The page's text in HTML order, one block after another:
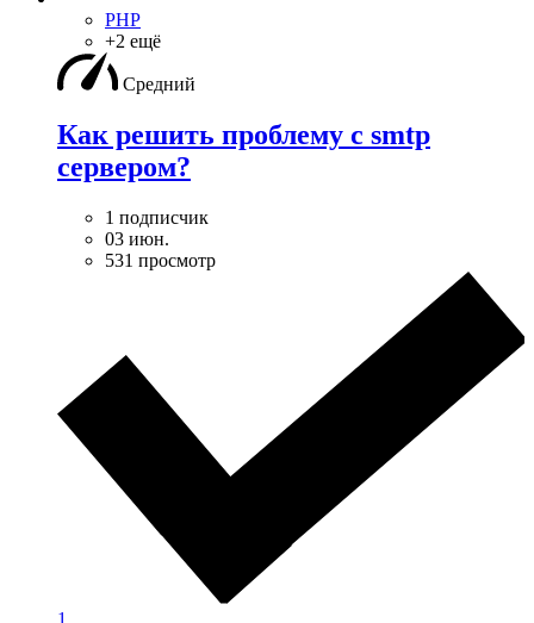
PHP
+2 ещё
Средний
Как решить проблему с smtp
сервером?
1 подписчик
03 июн.
531 просмотр
1